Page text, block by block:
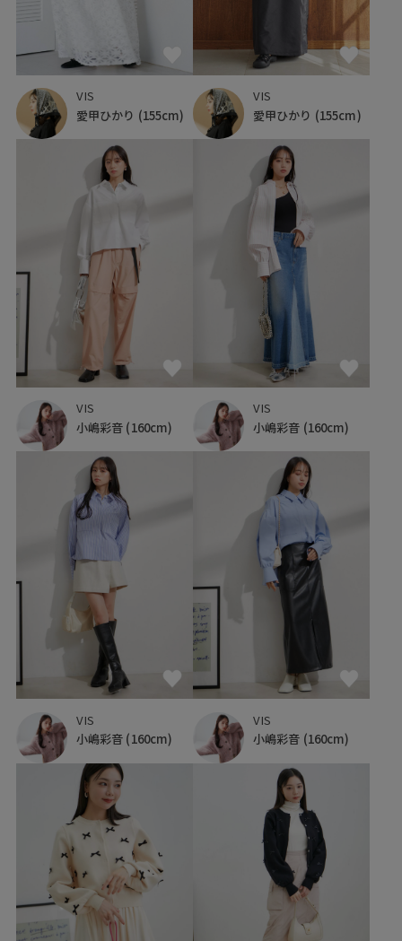
VIS
愛甲ひかり (155cm)
VIS
愛甲ひかり (155cm)
VIS
小嶋彩音 (160cm)
VIS
小嶋彩音 (160cm)
VIS
小嶋彩音 (160cm)
VIS
小嶋彩音 (160cm)